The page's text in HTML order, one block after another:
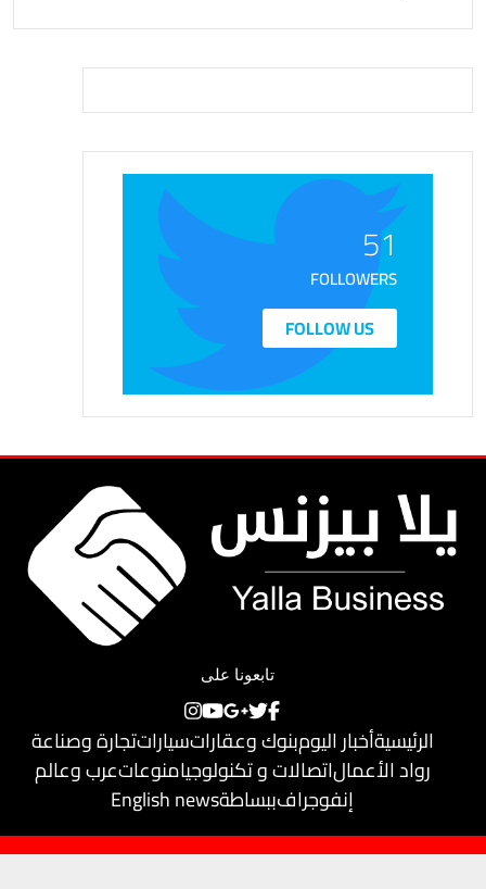
51
FOLLOWERS
FOLLOW US
تابعونا على
الرئيسيةأخبار اليومبنوك وعقاراتسياراتتجارة وصناعة
رواد الأعمالاتصالات و تكنولوجيامنوعاتعرب وعالم
إنفوجرافببساطةEnglish news
حقوق النشر محفوظة لـيلا بيزنس© 2018